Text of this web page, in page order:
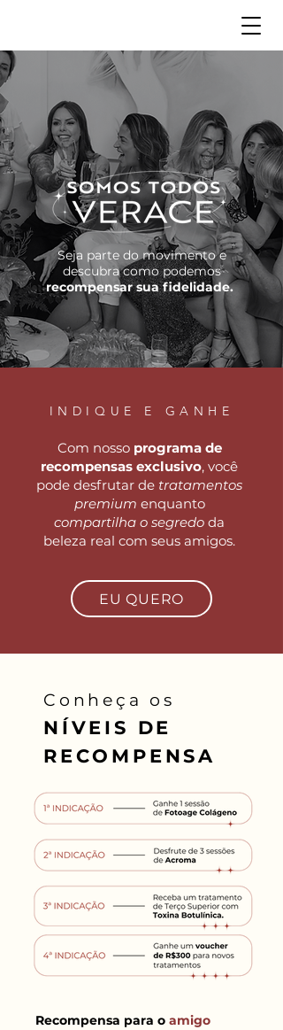
Seja parte do movimento e
descubra como podemos
recompensar sua fidelidade.
INDIQUE E GANHE
Com nosso programa de
recompensas exclusivo, você
pode desfrutar de tratamentos
premium enquanto
compartilha o segredo da
beleza real com seus amigos.
EU QUERO
Conheça os
NÍVEIS DE
RECOMPENSA
Recompensa para o amigo